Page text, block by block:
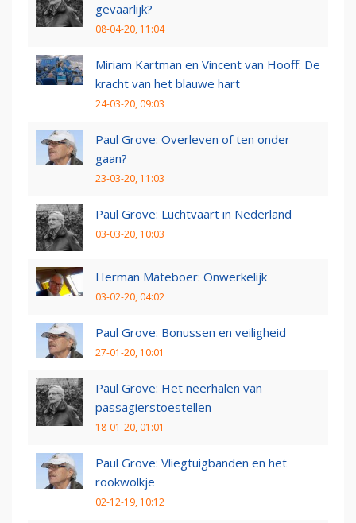
gevaarlijk?
08-04-20, 11:04
Miriam Kartman en Vincent van Hooff: De
kracht van het blauwe hart
24-03-20, 09:03
Paul Grove: Overleven of ten onder
gaan?
23-03-20, 11:03
Paul Grove: Luchtvaart in Nederland
03-03-20, 10:03
Herman Mateboer: Onwerkelijk
03-02-20, 04:02
Paul Grove: Bonussen en veiligheid
27-01-20, 10:01
Paul Grove: Het neerhalen van
passagierstoestellen
18-01-20, 01:01
Paul Grove: Vliegtuigbanden en het
rookwolkje
02-12-19, 10:12